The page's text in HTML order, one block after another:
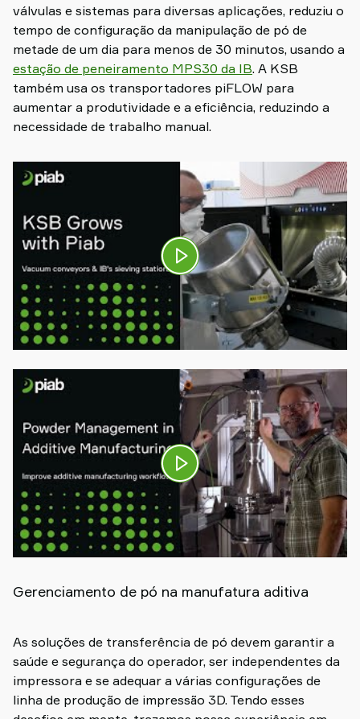
válvulas e sistemas para diversas aplicações, reduziu o
tempo de configuração da manipulação de pó de
metade de um dia para menos de 30 minutos, usando a
estação de peneiramento MPS30 da IB. A KSB
também usa os transportadores piFLOW para
aumentar a produtividade e a eficiência, reduzindo a
necessidade de trabalho manual.
Gerenciamento de pó na manufatura aditiva
As soluções de transferência de pó devem garantir a
saúde e segurança do operador, ser independentes da
impressora e se adequar a várias configurações de
linha de produção de impressão 3D. Tendo esses